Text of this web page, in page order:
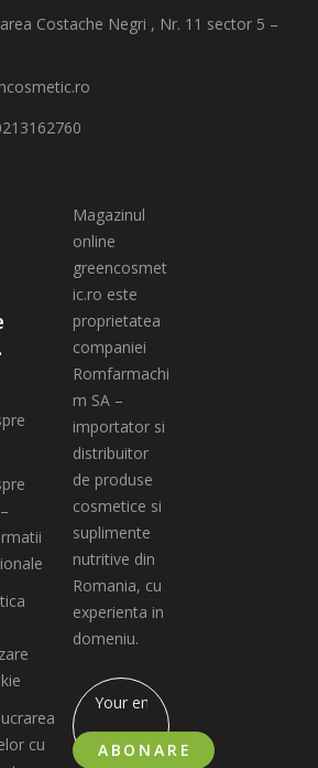
Costache Negri , Nr. 11 sector 5 –
cu
Magazinul
online
greencosmet
ic.ro este
proprietatea
companiei
Romfarmachi
m SA –
importator si
distribuitor
de produse
cosmetice si
suplimente
nutritive din
Romania, cu
experienta in
domeniu.
ABONARE